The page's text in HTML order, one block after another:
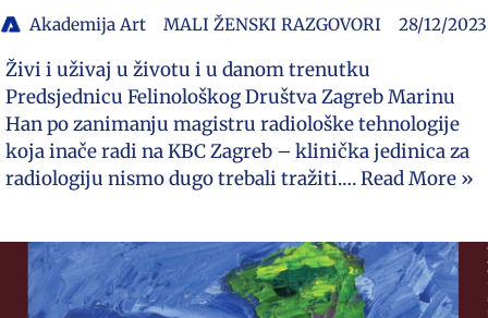
Akademija Art MALI ŽENSKI RAZGOVORI 28/12/2023
Živi i uživaj u životu i u danom trenutku
Predsjednicu Felinološkog Društva Zagreb Marinu
Han po zanimanju magistru radiološke tehnologije
koja inače radi na KBC Zagreb – klinička jedinica za
radiologiju nismo dugo trebali tražiti.…Read More »